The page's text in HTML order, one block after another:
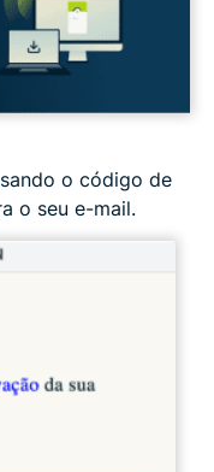
o código de
o seu e-mail.